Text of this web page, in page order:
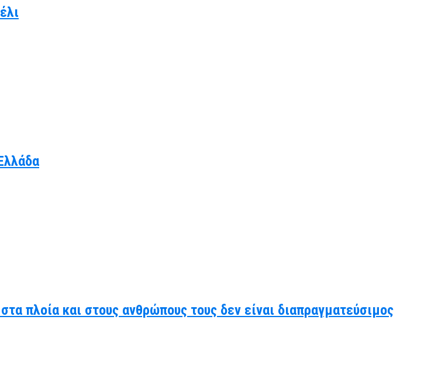
πλοία και στους ανθρώπους τους δεν είναι διαπραγματεύσιμος